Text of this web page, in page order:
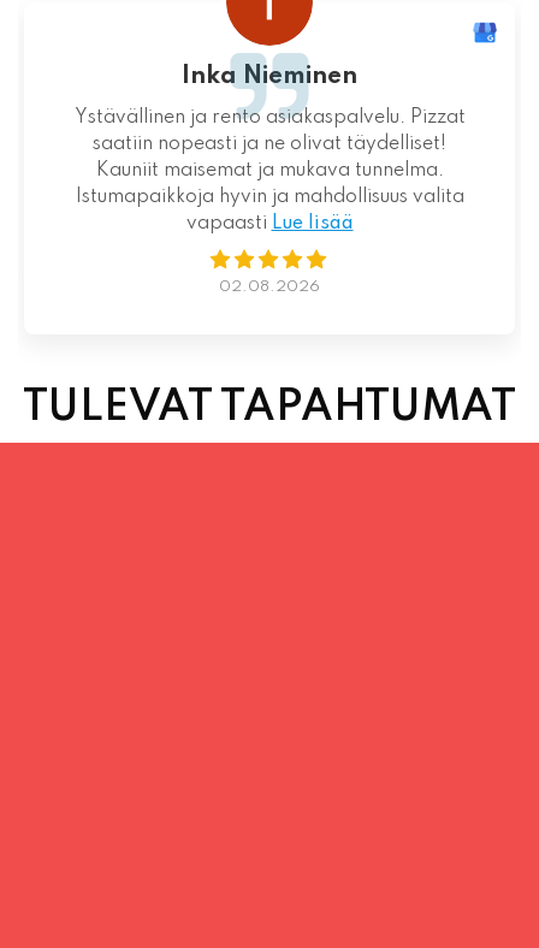
Inka Nieminen
Ystävällinen ja rento asiakaspalvelu. Pizzat
saatiin nopeasti ja ne olivat täydelliset!
Kauniit maisemat ja mukava tunnelma.
Istumapaikkoja hyvin ja mahdollisuus valita
vapaasti Lue lisää
02.08.2026
TULEVAT TAPAHTUMAT